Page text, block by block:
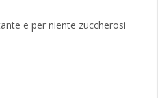
e per niente zuccherosi